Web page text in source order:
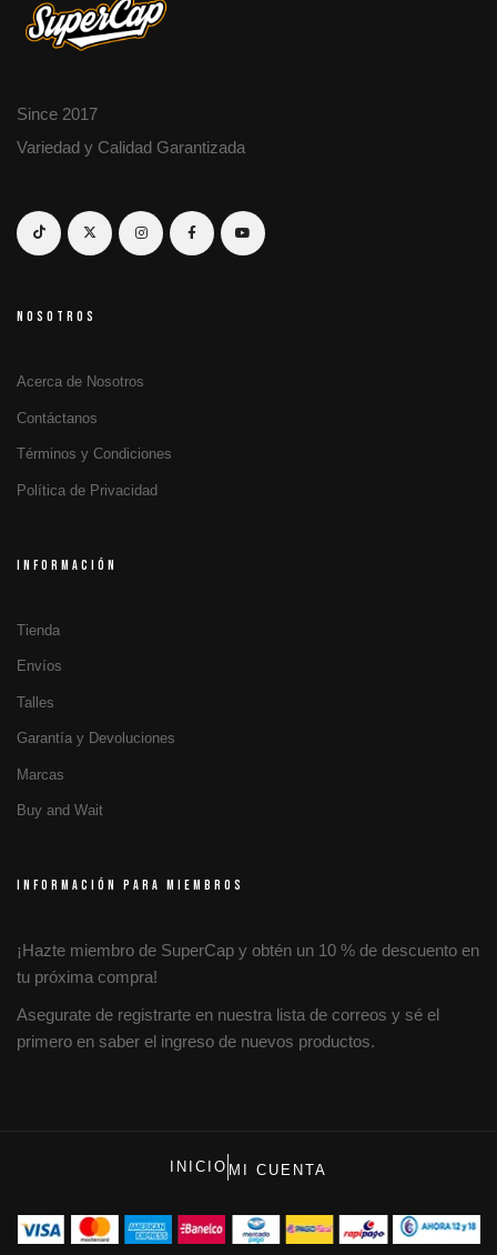
Since 2017
Variedad y Calidad Garantizada
NOSOTROS
Acerca de Nosotros
Contáctanos
Términos y Condiciones
Política de Privacidad
INFORMACIÓN
Tienda
Envíos
Talles
Garantía y Devoluciones
Marcas
Buy and Wait
INFORMACIÓN PARA MIEMBROS
¡Hazte miembro de SuperCap y obtén un 10 % de descuento en
tu próxima compra!
Asegurate de registrarte en nuestra lista de correos y sé el
primero en saber el ingreso de nuevos productos.
INICIO MI CUENTA